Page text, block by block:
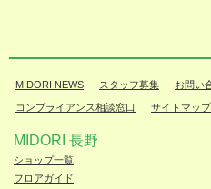
MIDORI NEWS スタッフ募集 お問い
コンプライアンス相談窓口 サイトマップ
MIDORI 長野
ショップ一覧
フロアガイド